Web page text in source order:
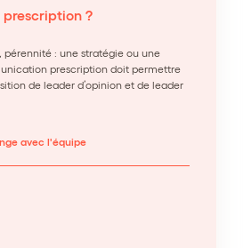
?
: une stratégie ou une
prescription doit permettre
de leader d’opinion et de leader
avec l'équipe